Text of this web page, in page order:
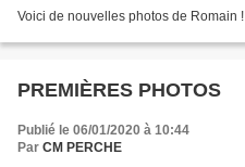
Voici de nouvelles photos de Romain !
PREMIÈRES PHOTOS
Publié le 06/01/2020 à 10:44
Par CM PERCHE